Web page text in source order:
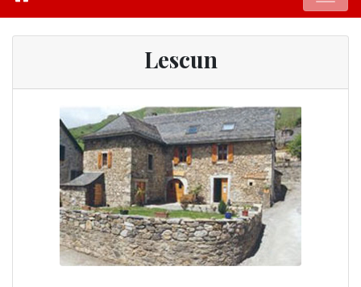
Lescun